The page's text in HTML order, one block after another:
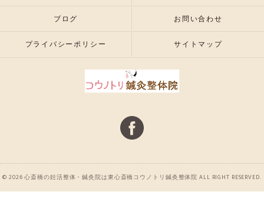
ブログ お問い合わせ
プライバシーポリシー サイトマップ
© 2026 心斎橋の妊活整体・鍼灸院は東心斎橋コウノトリ鍼灸整体院 ALL RIGHT RESERVED.